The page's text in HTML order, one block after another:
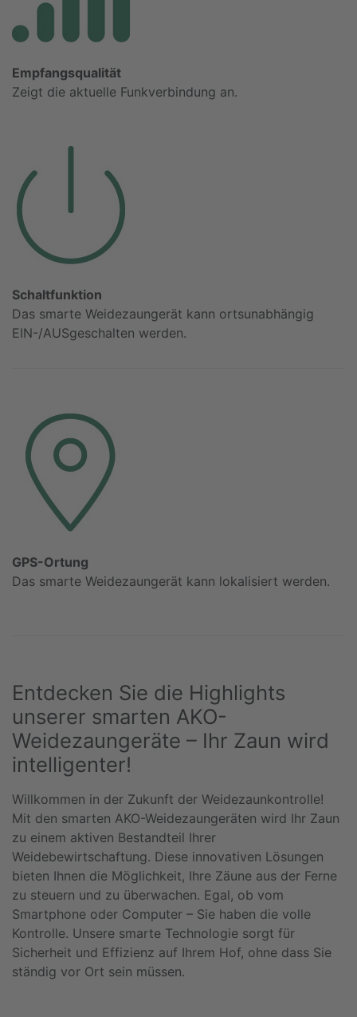
Empfangsqualität
Zeigt die aktuelle Funkverbindung an.
Schaltfunktion
Das smarte Weidezaungerät kann ortsunabhängig
EIN-/AUSgeschalten werden.
GPS-Ortung
Das smarte Weidezaungerät kann lokalisiert werden.
Entdecken Sie die Highlights
unserer smarten AKO-
Weidezaungeräte – Ihr Zaun wird
intelligenter!
Willkommen in der Zukunft der Weidezaunkontrolle!
Mit den smarten AKO-Weidezaungeräten wird Ihr Zaun
zu einem aktiven Bestandteil Ihrer
Weidebewirtschaftung. Diese innovativen Lösungen
bieten Ihnen die Möglichkeit, Ihre Zäune aus der Ferne
zu steuern und zu überwachen. Egal, ob vom
Smartphone oder Computer – Sie haben die volle
Kontrolle. Unsere smarte Technologie sorgt für
Sicherheit und Effizienz auf Ihrem Hof, ohne dass Sie
ständig vor Ort sein müssen.